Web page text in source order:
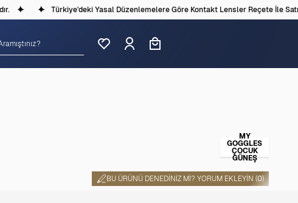
Türkiye'deki Yasal Düzenlemelere Göre Kontakt Lensler Reçete İle
BU ÜRÜNÜ DENEDINIZ MI? YORUM EKLEYIN (0)
MY
GOGGLES
ÇOCUK
GÜNEŞ